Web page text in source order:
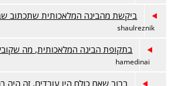
ביקשת מהבינה המלאכותית שתכתוב
shaulreznik
בתקופת הבינה המלאכותית, מה
hamedinai
ברור שאם כולם היו עובדים, זה היה